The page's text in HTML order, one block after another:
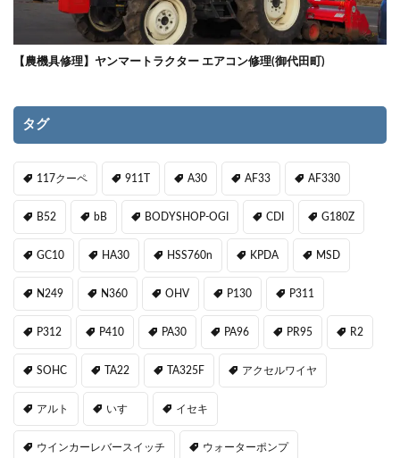
【農機具修理】ヤンマートラクター エアコン修理(御代田町)
タグ
117クーペ 911T A30 AF33 AF330
B52 bB BODYSHOP-OGI CDI G180Z
GC10 HA30 HSS760n KPDA MSD
N249 N360 OHV P130 P311
P312 P410 PA30 PA96 PR95 R2
SOHC TA22 TA325F アクセルワイヤ
アルト いすゞ イセキ
ウインカーレバースイッチ ウォーターポンプ